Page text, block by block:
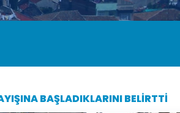
BAŞLADIKLARINI BELIRTTI